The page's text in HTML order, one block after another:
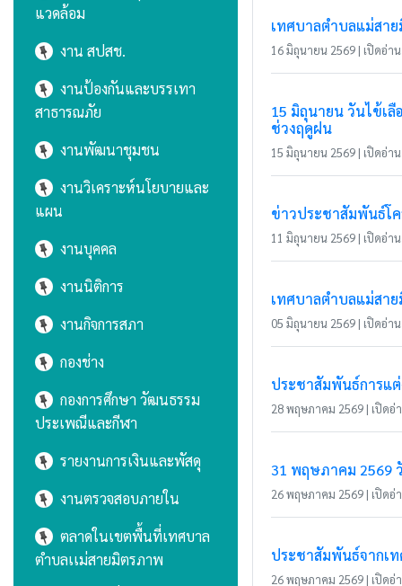
แวดล้อม
งาน สปสช.
งานป้องกันและบรรเทา
สาธารณภัย
งานพัฒนาชุมชน
งานวิเคราะห์นโยบายและ
แผน
งานบุคคล
งานนิติการ
งานกิจการสภา
กองช่าง
กองการศึกษา วัฒนธรรม
ประเพณีและกีฬา
รายงานการเงินและพัสดุ
งานตรวจสอบภายใน
ตลาดในเขตพื้นที่เทศบาล
ตำบลเเม่สายมิตรภาพ
เทศบาลตำบลแม่สา
16 มิถุนายน 2569 | เปิดอ่า
15 มิถุนายน วันไข้เ
ช่วงฤดูฝน
15 มิถุนายน 2569 | เปิดอ่า
ข่าวประชาสัมพันธ์โค
11 มิถุนายน 2569 | เปิดอ่า
เทศบาลตำบลแม่สา
05 มิถุนายน 2569 | เปิดอ่า
ประชาสัมพันธ์การแ
28 พฤษภาคม 2569 | เปิดอ่
31 พฤษภาคม 2569
26 พฤษภาคม 2569 | เปิดอ่
ประชาสัมพันธ์จากเ
26 พฤษภาคม 2569 | เปิดอ่